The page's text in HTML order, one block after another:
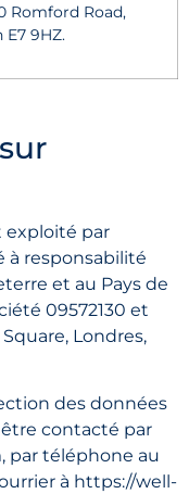
Romford Road,
E7 9HZ.
exploité par
à responsabilité
et au Pays de
09572130 et
Londres,
des données
contacté par
par téléphone au
à https://well-